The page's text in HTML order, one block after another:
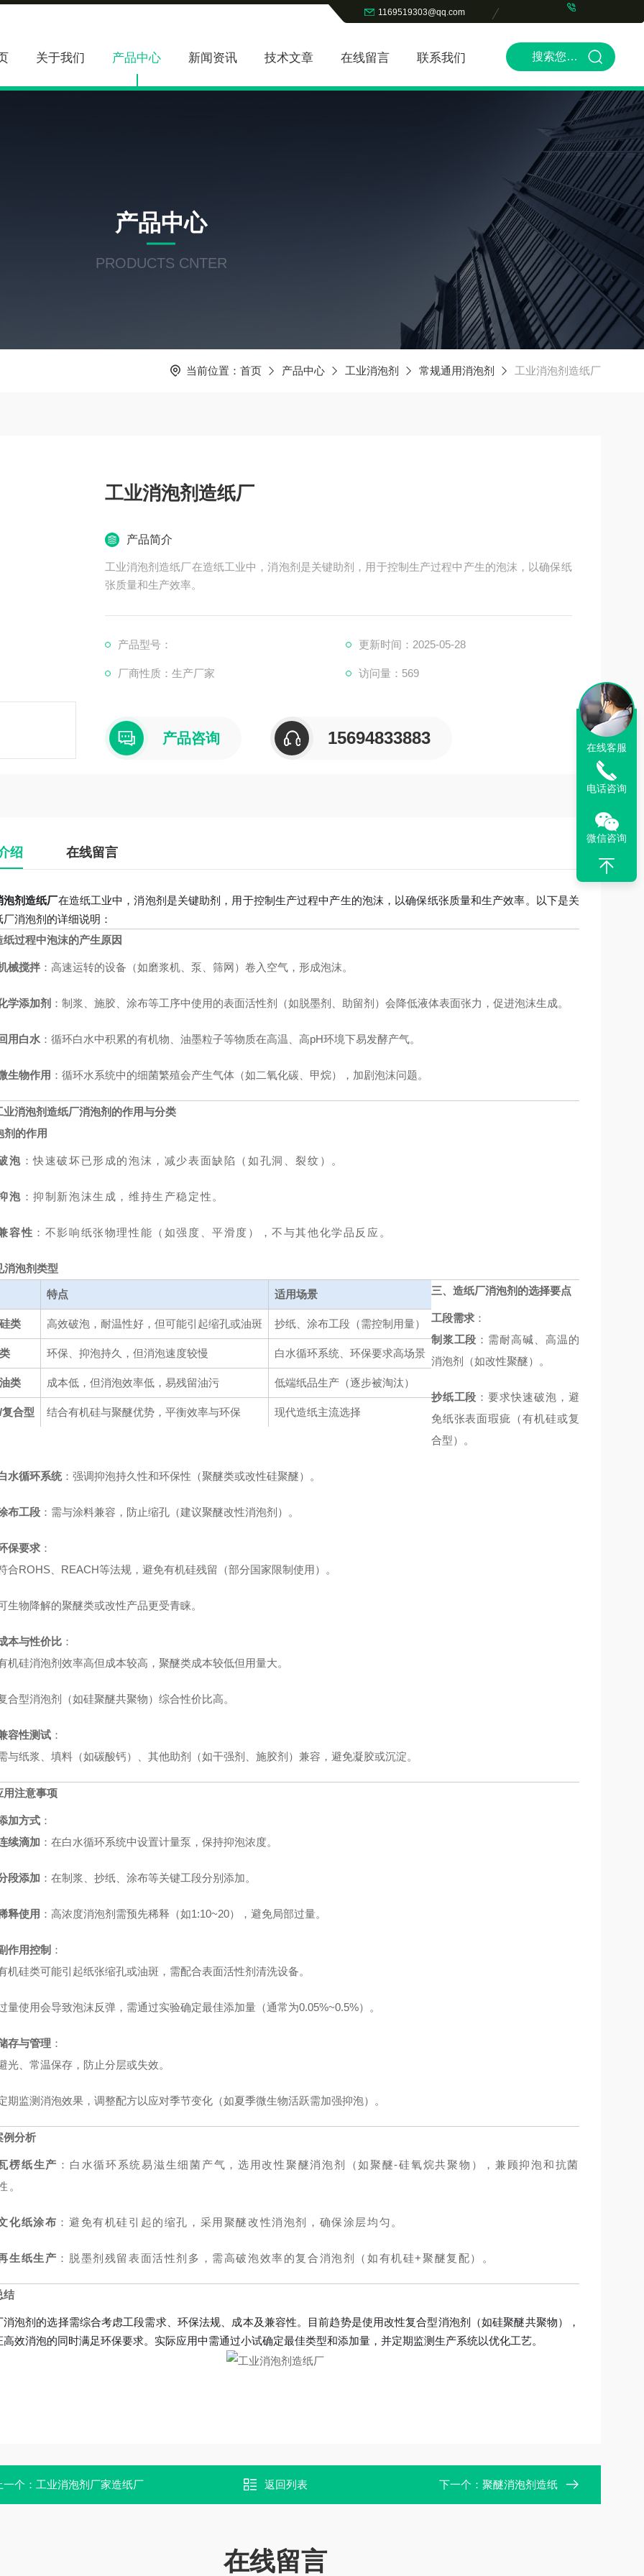
1169519303@qq.com
关于我们 产品中心 新闻资讯 技术文章 在线留言 联系我们
产品中心
PRODUCTS CNTER
当前位置： 首页 产品中心 工业消泡剂 常规通用消泡剂 工业消泡剂造纸厂
工业消泡剂造纸厂
产品简介
工业消泡剂造纸厂在造纸工业中，消泡剂是关键助剂，用于控制生产过程中产生的泡沫，以确保纸
张质量和生产效率。
产品型号： 更新时间：2025-05-28
厂商性质：生产厂家 访问量：569
产品咨询 15694833883
绍 在线留言
泡剂造纸厂在造纸工业中，消泡剂是关键助剂，用于控制生产过程中产生的泡沫，以确保纸张质量和生产效率。以下是关
消泡剂的详细说明：
纸过程中泡沫的产生原因
械搅拌 ：高速运转的设备（如磨浆机、泵、筛网）卷入空气，形成泡沫。
学添加剂 ：制浆、施胶、涂布等工序中使用的表面活性剂（如脱墨剂、助留剂）会降低液体表面张力，促进泡沫生成。
用白水 ：循环白水中积累的有机物、油墨粒子等物质在高温、高pH环境下易发酵产气。
生物作用 ：循环水系统中的细菌繁殖会产生气体（如二氧化碳、甲烷），加剧泡沫问题。
业消泡剂造纸厂消泡剂的作用与分类
剂的作用
泡 ：快速破坏已形成的泡沫，减少表面缺陷（如孔洞、裂纹）。
泡 ：抑制新泡沫生成，维持生产稳定性。
容性 ：不影响纸张物理性能（如强度、平滑度），不与其他化学品反应。
消泡剂类型
特点 适用场景
类 高效破泡，耐温性好，但可能引起缩孔或油斑 抄纸、涂布工段（需控制用量）
环保、抑泡持久，但消泡速度较慢 白水循环系统、环保要求高场景
类 成本低，但消泡效率低，易残留油污 低端纸品生产（逐步被淘汰）
合型 结合有机硅与聚醚优势，平衡效率与环保 现代造纸主流选择
三、造纸厂消泡剂的选择要点
工段需求：
制浆工段 ：需耐高碱、高温的
消泡剂（如改性聚醚）。
抄纸工段 ：要求快速破泡，避
免纸张表面瑕疵（有机硅或复
合型）。
水循环系统：强调抑泡持久性和环保性（聚醚类或改性硅聚醚）。
布工段 ：需与涂料兼容，防止缩孔（建议聚醚改性消泡剂）。
保要求 ：
合ROHS、REACH等法规，避免有机硅残留（部分国家限制使用）。
生物降解的聚醚类或改性产品更受青睐。
本与性价比 ：
机硅消泡剂效率高但成本较高，聚醚类成本较低但用量大。
合型消泡剂（如硅聚醚共聚物）综合性价比高。
容性测试 ：
与纸浆、填料（如碳酸钙）、其他助剂（如干强剂、施胶剂）兼容，避免凝胶或沉淀。
用注意事项
加方式 ：
续滴加 ：在白水循环系统中设置计量泵，保持抑泡浓度。
段添加 ：在制浆、抄纸、涂布等关键工段分别添加。
释使用 ：高浓度消泡剂需预先稀释（如1:10~20），避免局部过量。
作用控制 ：
机硅类可能引起纸张缩孔或油斑，需配合表面活性剂清洗设备。
量使用会导致泡沫反弹，需通过实验确定最佳添加量（通常为0.05%~0.5%）。
存与管理 ：
光、常温保存，防止分层或失效。
期监测消泡效果，调整配方以应对季节变化（如夏季微生物活跃需加强抑泡）。
例分析
楞纸生产 ：白水循环系统易滋生细菌产气，选用改性聚醚消泡剂（如聚醚-硅氧烷共聚物），兼顾抑泡和抗菌
。
化纸涂布 ：避免有机硅引起的缩孔，采用聚醚改性消泡剂，确保涂层均匀。
生纸生产 ：脱墨剂残留表面活性剂多，需高破泡效率的复合消泡剂（如有机硅+聚醚复配）。
结
消泡剂的选择需综合考虑工段需求、环保法规、成本及兼容性。目前趋势是使用改性复合型消泡剂（如硅聚醚共聚物），
高效消泡的同时满足环保要求。实际应用中需通过小试确定最佳类型和添加量，并定期监测生产系统以优化工艺。
一个： 工业消泡剂厂家造纸厂 返回列表 下一个： 聚醚消泡剂造纸
在线留言
在线客服
电话咨询
微信咨询